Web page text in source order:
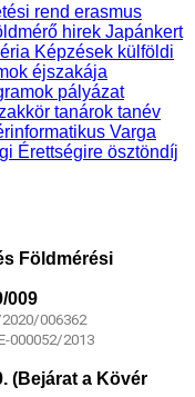
rend erasmus
hirek Japánkert
Képzések külföldi
éjszakája
pályázat
tanárok tanév
Varga
Érettségire ösztöndíj
Földmérési
009
006362
000052/2013
(Bejárat a Kövér